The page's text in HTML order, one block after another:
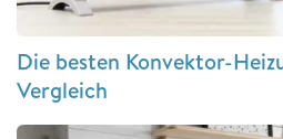
Die besten Konvektor-
Vergleich